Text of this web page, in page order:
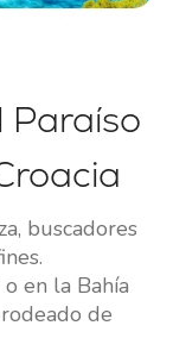
Paraíso
buscadores
en la Bahía
de